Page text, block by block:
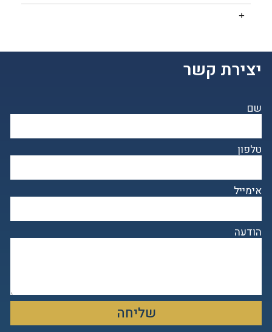
יצירת קשר
שם
טלפון
אימייל
הודעה
שליחה